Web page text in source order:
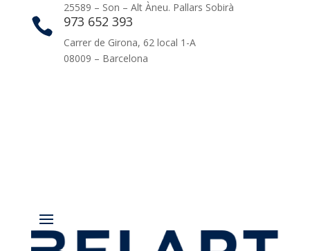
25589 – Son – Alt Àneu. Pallars Sobirà
 973 652 393
Carrer de Girona, 62 local 1-A
08009 – Barcelona